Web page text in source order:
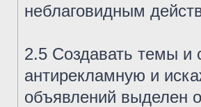
неблаговидным
2.5 Создавать темы
антирекламную и
объявлений выделен